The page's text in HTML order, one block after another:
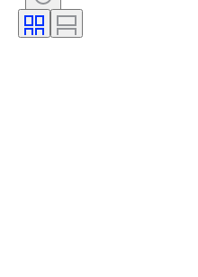
Størrelse på genstand
Ædelstensgennemsigtighed